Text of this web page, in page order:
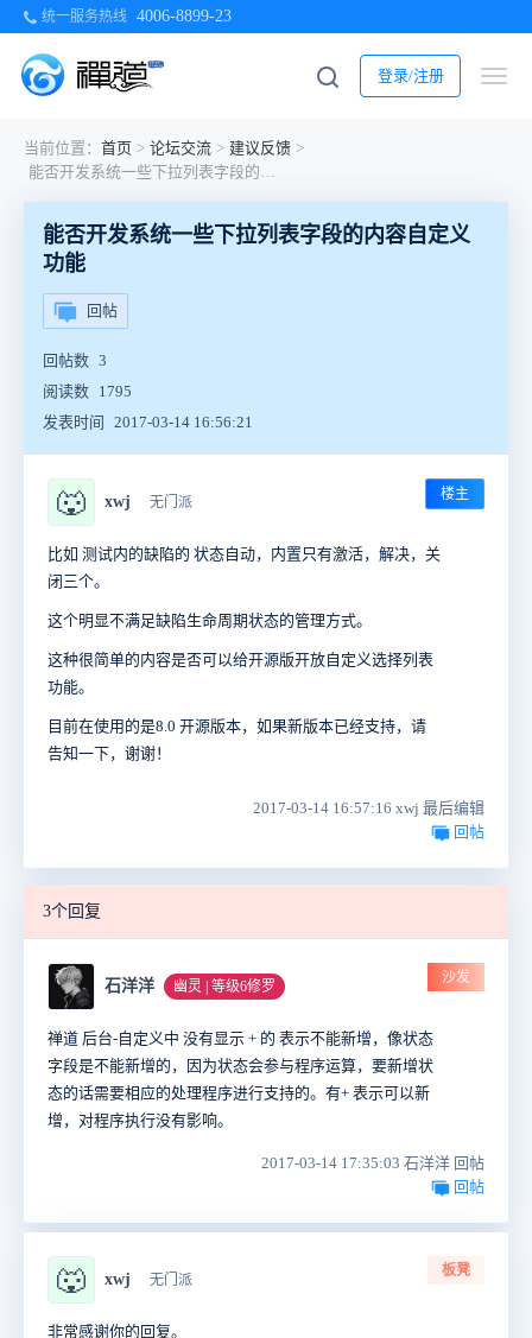
统一服务热线 4006-8899-23
登录/注册
当前位置： 首页 > 论坛交流 > 建议反馈 >
能否开发系统一些下拉列表字段的内容自定义功能
能否开发系统一些下拉列表字段的内容自定义
功能
回帖
回帖数 3
阅读数 1795
发表时间
2017-03-14 16:56:21
🐺 xwj 无门派 楼主
比如 测试内的缺陷的 状态自动，内置只有激活，解决，关
闭三个。
这个明显不满足缺陷生命周期状态的管理方式。
这种很简单的内容是否可以给开源版开放自定义选择列表
功能。
目前在使用的是8.0 开源版本，如果新版本已经支持，请
告知一下，谢谢！
2017-03-14 16:57:16 xwj 最后编辑
回帖
3个回复
石洋洋 幽灵 | 等级6修罗
沙发
禅道 后台-自定义中 没有显示 + 的 表示不能新增，像状态
字段是不能新增的，因为状态会参与程序运算，要新增状
态的话需要相应的处理程序进行支持的。有+ 表示可以新
增，对程序执行没有影响。
2017-03-14 17:35:03 石洋洋 回帖
回帖
🐺 xwj 无门派
板凳
非常感谢你的回复。